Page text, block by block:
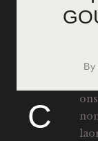
By
C